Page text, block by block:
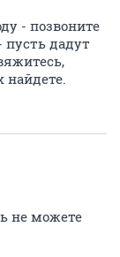
- позвоните
дадут
найдете.
не можете